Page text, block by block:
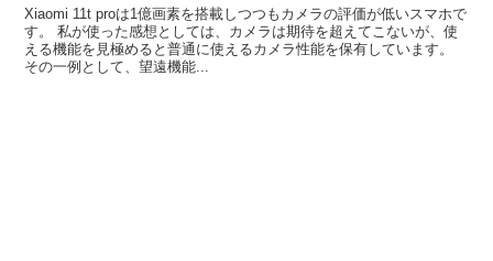
Xiaomi 11t proは1億画素を搭載しつつもカメラの評価が低いスマホで
す。 私が使った感想としては、カメラは期待を超えてこないが、使
える機能を見極めると普通に使えるカメラ性能を保有しています。
その一例として、望遠機能...